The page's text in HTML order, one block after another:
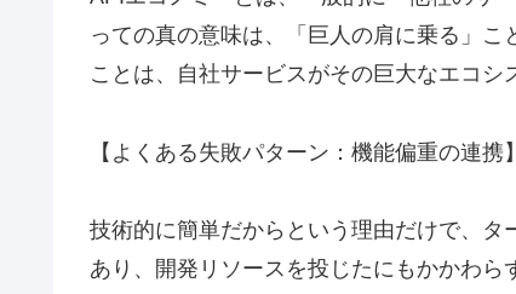
っての真の意味は、「巨人の肩に乗る」
ことは、自社サービスがその巨大なエコシ
【よくある失敗パターン：機能偏重の連携】
技術的に簡単だからという理由だけで、
あり、開発リソースを投じたにもかかわ